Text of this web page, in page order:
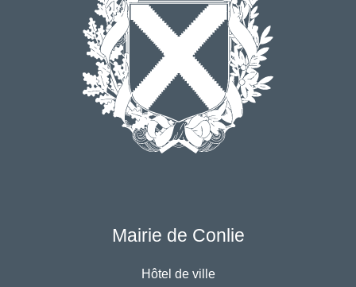
Mairie de Conlie
Hôtel de ville